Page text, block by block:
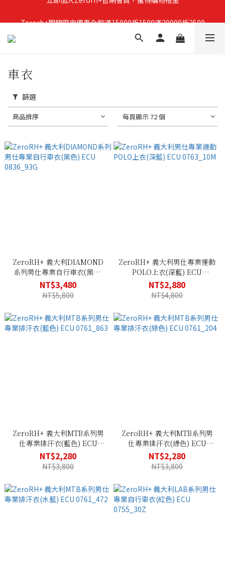
立即加入Zerorh+官網會員，獲得購物禮金
車衣
篩選
商品排序 每頁顯示 72 個
ZeroRH+ 義大利DIAMOND
系列男仕專業自行車衣(黑色)
ECU 0836_93G
NT$3,480
NT$5,800
ZeroRH+ 義大利男仕專業運動
POLO上衣(深藍) ECU
0763_10M
NT$2,880
NT$4,800
ZeroRH+ 義大利MTB系列男
仕專業排汗衣(藍色) ECU
0761_863
NT$2,280
NT$3,800
ZeroRH+ 義大利MTB系列男
仕專業排汗衣(綠色) ECU
0761_204
NT$2,280
NT$3,800